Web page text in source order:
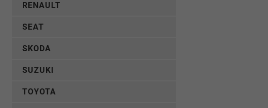
RENAULT
SEAT
SKODA
SUZUKI
TOYOTA